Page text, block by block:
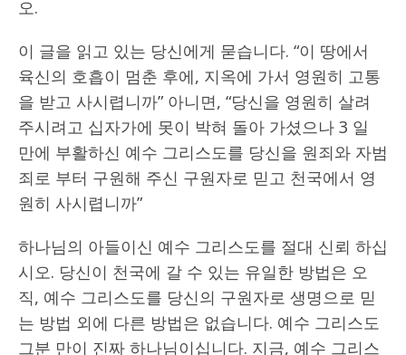
오.
이 글을 읽고 있는 당신에게 묻습니다. “이 땅에서
육신의 호흡이 멈춘 후에, 지옥에 가서 영원히 고통
을 받고 사시렵니까” 아니면, “당신을 영원히 살려
주시려고 십자가에 못이 박혀 돌아 가셨으나 3 일
만에 부활하신 예수 그리스도를 당신을 원죄와 자범
죄로 부터 구원해 주신 구원자로 믿고 천국에서 영
원히 사시렵니까”
하나님의 아들이신 예수 그리스도를 절대 신뢰 하십
시오. 당신이 천국에 갈 수 있는 유일한 방법은 오
직, 예수 그리스도를 당신의 구원자로 생명으로 믿
는 방법 외에 다른 방법은 없습니다. 예수 그리스도
그분 만이 진짜 하나님이십니다. 지금, 예수 그리스